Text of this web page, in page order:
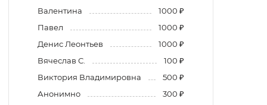
Валентина
1000 ₽
Павел
1000 ₽
Денис Леонтьев
1000 ₽
Вячеслав С.
100 ₽
Виктория Владимировна
500 ₽
Анонимно
300 ₽